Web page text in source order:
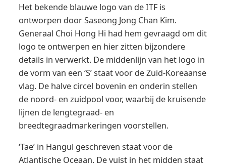
Het bekende blauwe logo van de ITF is
ontworpen door Saseong Jong Chan Kim.
Generaal Choi Hong Hi had hem gevraagd om dit
logo te ontwerpen en hier zitten bijzondere
details in verwerkt. De middenlijn van het logo in
de vorm van een ‘S’ staat voor de Zuid-Koreaanse
vlag. De halve circel bovenin en onderin stellen
de noord- en zuidpool voor, waarbij de kruisende
lijnen de lengtegraad- en
breedtegraadmarkeringen voorstellen.
‘Tae’ in Hangul geschreven staat voor de
Atlantische Oceaan. De vuist in het midden staat